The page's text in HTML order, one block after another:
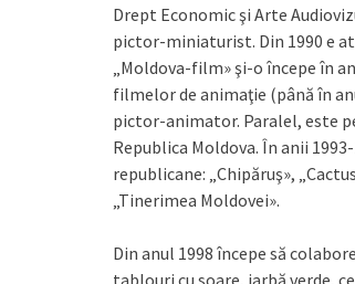
Drept Economic şi Arte
pictor-miniaturist. Din 1990 e
„Moldova-film» şi-o începe în
filmelor de animaţie (până în
pictor-animator. Paralel, este
Republica Moldova. În anii
republicane: „Chipăruş»,
„Tinerimea Moldovei».
Din anul 1998 începe să
tablouri cu soare, iarbă verde,